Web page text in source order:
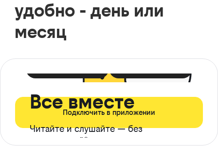
удобно - день или
месяц
Все вместе
Читайте и слушайте — без
ограничений*
Подключить в приложении